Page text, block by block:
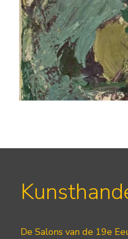
De Salons van de 19e